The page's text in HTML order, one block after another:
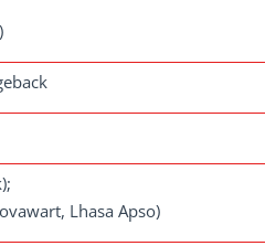
Lhasa Apso)